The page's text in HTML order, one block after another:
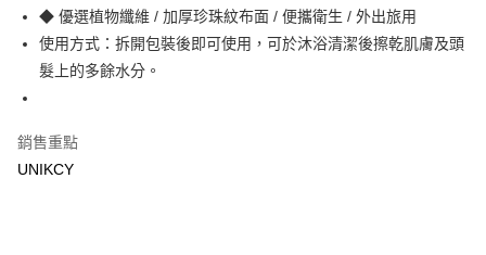
街口支付
悠遊付
運送方式
◆ 優選植物纖維 / 加厚珍珠紋布面 / 便攜衛生 / 外出旅用
使用方式：拆開包裝後即可使用，可於沐浴清潔後擦乾肌膚及頭
髮上的多餘水分。
銷售重點
UNIKCY